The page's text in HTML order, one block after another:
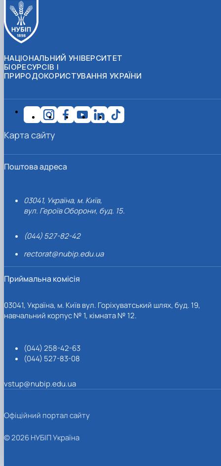
НАЦІОНАЛЬНИЙ УНІВЕРСИТЕТ
БІОРЕСУРСІВ І
ПРИРОДОКОРИСТУВАННЯ УКРАЇНИ
Поштова адреса
03041, Україна, м. Київ,
вул. Героїв Оборони, буд. 15.
(044) 527-82-42
rectorat@nubip.edu.ua
Приймальна комісія
03041, Україна, м. Київ вул. Горіхуватський шлях, буд. 19,
навчальний корпус № 1, кімната № 12.
(044) 258-42-63
(044) 527-83-08
vstup@nubip.edu.ua
Карта сайту
Офіційний портал сайту
© 2026 НУБІП Україна